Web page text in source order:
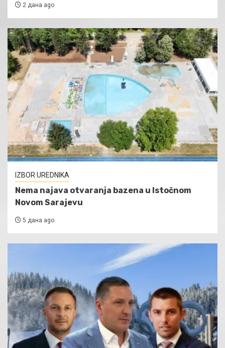
2 дана ago
IZBOR UREDNIKA
Nema najava otvaranja bazena u Istočnom
Novom Sarajevu
5 дана ago